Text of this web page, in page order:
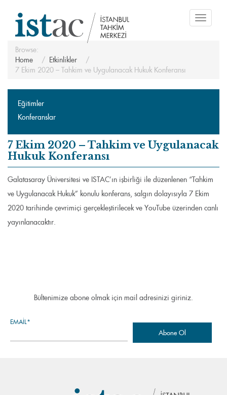
Toggle
Browse:
Home
Etkinlikler
7 Ekim 2020 – Tahkim ve Uygulanacak Hukuk Konferansı
Eğitimler
Konferanslar
7 Ekim 2020 – Tahkim ve Uygulanacak
Hukuk Konferansı
Galatasaray Üniversitesi ve ISTAC’ın işbirliği ile düzenlenen “Tahkim
ve Uygulanacak Hukuk” konulu konferans, salgın dolayısıyla 7 Ekim
2020 tarihinde çevrimiçi gerçekleştirilecek ve YouTube üzerinden canlı
yayınlanacaktır.
Bültenimize abone olmak için mail adresinizi giriniz.
EMAIL*